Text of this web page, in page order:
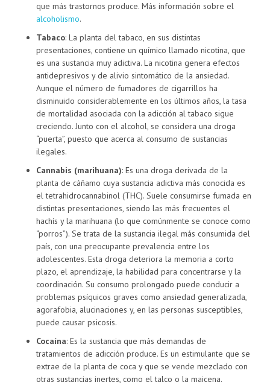
que más trastornos produce. Más información sobre el
alcoholismo.
Tabaco: La planta del tabaco, en sus distintas
presentaciones, contiene un químico llamado nicotina, que
es una sustancia muy adictiva. La nicotina genera efectos
antidepresivos y de alivio sintomático de la ansiedad.
Aunque el número de fumadores de cigarrillos ha
disminuido considerablemente en los últimos años, la tasa
de mortalidad asociada con la adicción al tabaco sigue
creciendo. Junto con el alcohol, se considera una droga
“puerta”, puesto que acerca al consumo de sustancias
ilegales.
Cannabis (marihuana): Es una droga derivada de la
planta de cáñamo cuya sustancia adictiva más conocida es
el tetrahidrocannabinol (THC). Suele consumirse fumada en
distintas presentaciones, siendo las más frecuentes el
hachís y la marihuana (lo que comúnmente se conoce como
“porros”). Se trata de la sustancia ilegal más consumida del
país, con una preocupante prevalencia entre los
adolescentes. Esta droga deteriora la memoria a corto
plazo, el aprendizaje, la habilidad para concentrarse y la
coordinación. Su consumo prolongado puede conducir a
problemas psíquicos graves como ansiedad generalizada,
agorafobia, alucinaciones y, en las personas susceptibles,
puede causar psicosis.
Cocaína: Es la sustancia que más demandas de
tratamientos de adicción produce. Es un estimulante que se
extrae de la planta de coca y que se vende mezclado con
otras sustancias inertes, como el talco o la maicena.